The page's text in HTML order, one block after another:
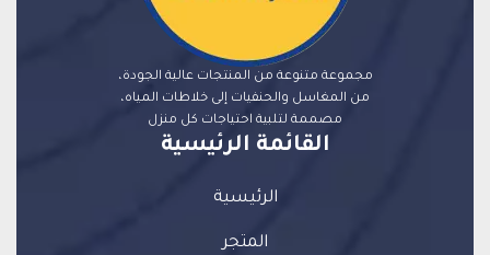
مجموعة متنوعة من المنتجات عالية الجودة،
من المغاسل والحنفيات إلى خلاطات المياه،
مصممة لتلبية احتياجات كل منزل
القائمة الرئيسية
الرئيسية
المتجر